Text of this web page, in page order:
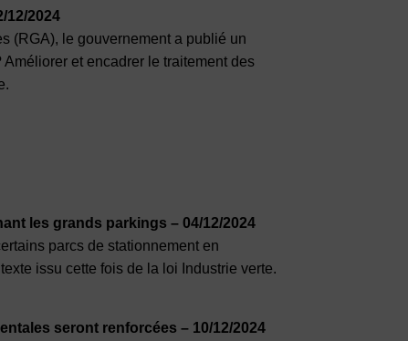
12/2024
(RGA), le gouvernement a publié un
et encadrer le traitement des
les grands parkings – 04/12/2024
parcs de stationnement en
issu cette fois de la loi Industrie verte.
seront renforcées – 10/12/2024